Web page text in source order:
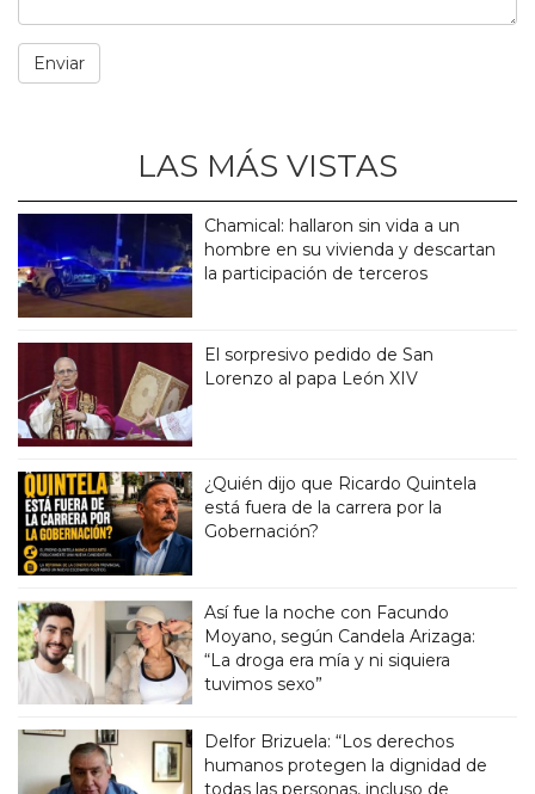
LAS MÁS VISTAS
Chamical: hallaron sin vida a un
hombre en su vivienda y descartan
la participación de terceros
El sorpresivo pedido de San
Lorenzo al papa León XIV
¿Quién dijo que Ricardo Quintela
está fuera de la carrera por la
Gobernación?
Así fue la noche con Facundo
Moyano, según Candela Arizaga:
“La droga era mía y ni siquiera
tuvimos sexo”
Delfor Brizuela: “Los derechos
humanos protegen la dignidad de
todas las personas, incluso de